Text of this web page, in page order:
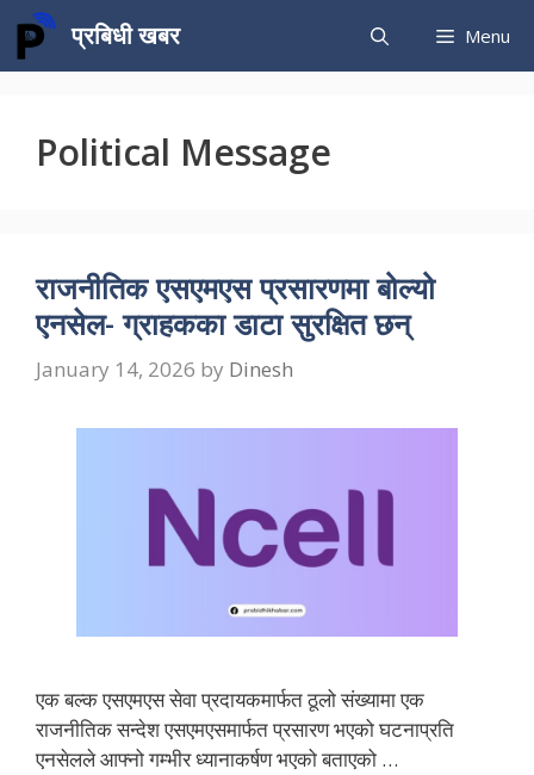
Skip
content
प्रबिधी खबर Menu
Political Message
राजनीतिक एसएमएस प्रसारणमा बोल्यो
एनसेल- ग्राहकका डाटा सुरक्षित छन्
January 14, 2026 by Dinesh
एक बल्क एसएमएस सेवा प्रदायकमार्फत ठूलो संख्यामा एक
राजनीतिक सन्देश एसएमएसमार्फत प्रसारण भएको घटनाप्रति
एनसेलले आफ्नो गम्भीर ध्यानाकर्षण भएको बताएको …